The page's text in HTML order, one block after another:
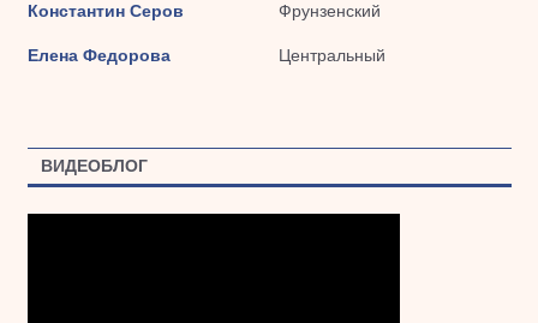
Константин Серов Фрунзенский
Елена Федорова Центральный
ВИДЕОБЛОГ